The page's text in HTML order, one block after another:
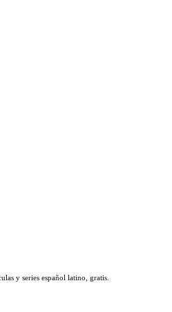
y series español latino, gratis.